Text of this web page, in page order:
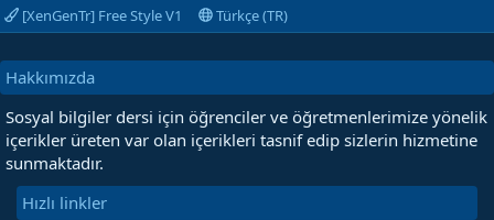
[XenGenTr] Free Style V1 Türkçe (TR)
Hakkımızda
Sosyal bilgiler dersi için öğrenciler ve öğretmenlerimize yönelik
içerikler üreten var olan içerikleri tasnif edip sizlerin hizmetine
sunmaktadır.
Hızlı linkler